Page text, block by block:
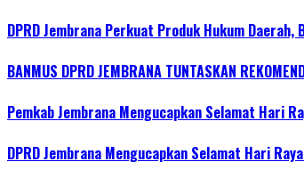
DPRD Jembrana Perkuat Produk Hukum Daerah,
BANMUS DPRD JEMBRANA TUNTASKAN
Pemkab Jembrana Mengucapkan Selamat Hari
DPRD Jembrana Mengucapkan Selamat Hari